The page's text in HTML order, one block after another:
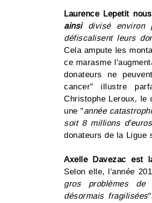
Laurence Lepetit
ainsidivisé environ
défiscalisent leurs
Cela ampute les
ce marasme
donateurs ne
cancer" illustre
Christophe Leroux, le
une "année
soit 8 millions
donateurs de la Ligue
Axelle Davezac est
Selon elle, l'année
gros problèmes de
désormais fragilisées